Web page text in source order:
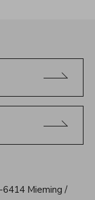
6414 Mieming /